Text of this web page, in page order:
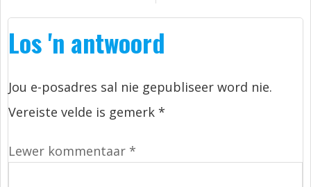
Los 'n antwoord
Jou e-posadres sal nie gepubliseer word nie.
Vereiste velde is gemerk *
Lewer kommentaar *